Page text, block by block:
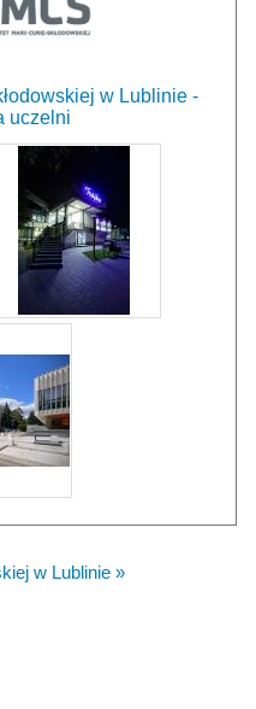
w Lublinie -
uczelni
w Lublinie »